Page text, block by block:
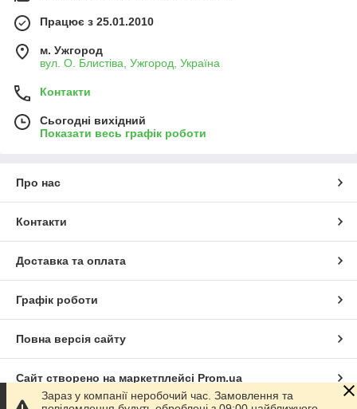
Працює з 25.01.2010
м. Ужгород
вул. О. Блистіва, Ужгород, Україна
Контакти
Сьогодні вихідний
Показати весь графік роботи
Про нас
Контакти
Доставка та оплата
Графік роботи
Повна версія сайту
Сайт створено на маркетплейсі Prom.ua
Зараз у компанії неробочий час. Замовлення та